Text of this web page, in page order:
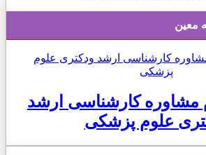
معین
مشاوره کارشناسی ارشد
علوم پزشکی